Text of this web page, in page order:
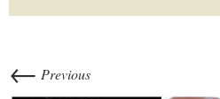
← Previous